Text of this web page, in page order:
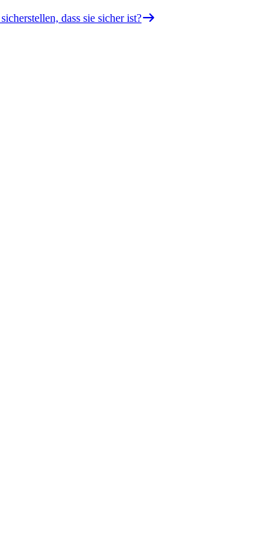
dass sie sicher ist?